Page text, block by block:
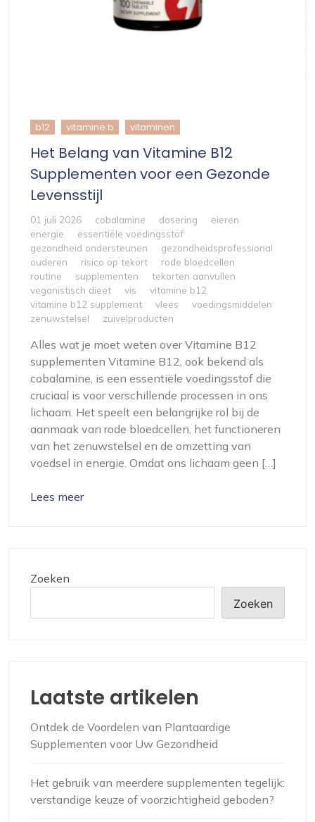
b12 vitamine b vitaminen
Het Belang van Vitamine B12
Supplementen voor een Gezonde
Levensstijl
01 juli 2026 cobalamine dosering
eieren
energie
essentiële voedingsstof
gezondheid ondersteunen
gezondheidsprofessional
ouderen
risico op tekort
rode bloedcellen
routine
supplementen
tekorten aanvullen
veganistisch dieet
vis
vitamine b12
vitamine b12 supplement
vlees
voedingsmiddelen
zenuwstelsel
zuivelproducten
Alles wat je moet weten over Vitamine B12
supplementen Vitamine B12, ook bekend als
cobalamine, is een essentiële voedingsstof die
cruciaal is voor verschillende processen in ons
lichaam. Het speelt een belangrijke rol bij de
aanmaak van rode bloedcellen, het functioneren
van het zenuwstelsel en de omzetting van
voedsel in energie. Omdat ons lichaam geen […]
Lees meer
Zoeken
Zoeken
Laatste artikelen
Ontdek de Voordelen van Plantaardige
Supplementen voor Uw Gezondheid
Het gebruik van meerdere supplementen tegelijk:
verstandige keuze of voorzichtigheid geboden?